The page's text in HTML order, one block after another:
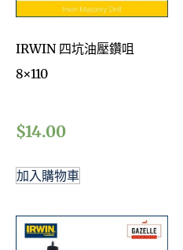
IRWIN 四坑油壓鑽咀
8×110
$14.00
加入購物車